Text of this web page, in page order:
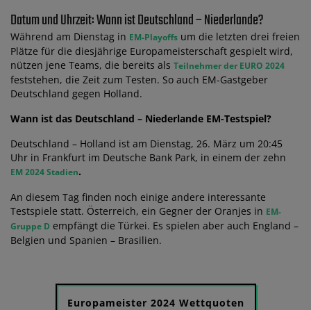
Datum und Uhrzeit: Wann ist Deutschland – Niederlande?
Während am Dienstag in EM-Playoffs um die letzten drei freien
Plätze für die diesjährige Europameisterschaft gespielt wird,
nützen jene Teams, die bereits als Teilnehmer der EURO 2024
feststehen, die Zeit zum Testen. So auch EM-Gastgeber
Deutschland gegen Holland.
Wann ist das Deutschland – Niederlande EM-Testspiel?
Deutschland – Holland ist am Dienstag, 26. März um 20:45
Uhr in Frankfurt im Deutsche Bank Park, in einem der zehn
EM 2024 Stadien.
An diesem Tag finden noch einige andere interessante
Testspiele statt. Österreich, ein Gegner der Oranjes in EM-
Gruppe D empfängt die Türkei. Es spielen aber auch England –
Belgien und Spanien – Brasilien.
Europameister 2024 Wettquoten